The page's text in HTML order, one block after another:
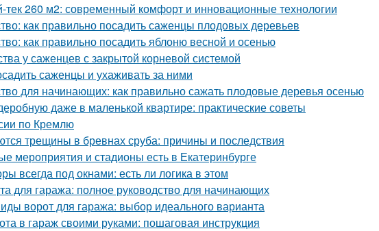
260 м2: современный комфорт и инновационные технологии
как правильно посадить саженцы плодовых деревьев
как правильно посадить яблоню весной и осенью
у саженцев с закрытой корневой системой
саженцы и ухаживать за ними
для начинающих: как правильно сажать плодовые деревья осенью
даже в маленькой квартире: практические советы
по Кремлю
трещины в бревнах сруба: причины и последствия
мероприятия и стадионы есть в Екатеринбурге
всегда под окнами: есть ли логика в этом
для гаража: полное руководство для начинающих
ворот для гаража: выбор идеального варианта
в гараж своими руками: пошаговая инструкция